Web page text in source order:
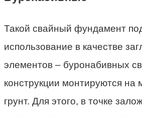
Такой свайный фундамент
использование в качестве
элементов – буронабивных
конструкции монтируются на
грунт. Для этого, в точке